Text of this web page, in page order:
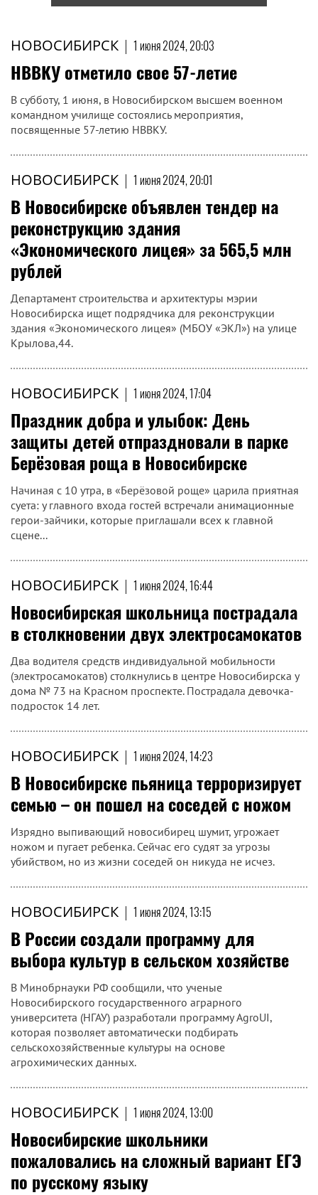
НОВОСИБИРСК | 1 июня 2024, 20:03
НВВКУ отметило свое 57-летие
В субботу, 1 июня, в Новосибирском высшем военном
командном училище состоялись мероприятия,
посвященные 57-летию НВВКУ.
НОВОСИБИРСК | 1 июня 2024, 20:01
В Новосибирске объявлен тендер на
реконструкцию здания
«Экономического лицея» за 565,5 млн
рублей
Департамент строительства и архитектуры мэрии
Новосибирска ищет подрядчика для реконструкции
здания «Экономического лицея» (МБОУ «ЭКЛ») на улице
Крылова,44.
НОВОСИБИРСК | 1 июня 2024, 17:04
Праздник добра и улыбок: День
защиты детей отпраздновали в парке
Берёзовая роща в Новосибирске
Начиная с 10 утра, в «Берёзовой роще» царила приятная
суета: у главного входа гостей встречали анимационные
герои-зайчики, которые приглашали всех к главной
сцене...
НОВОСИБИРСК | 1 июня 2024, 16:44
Новосибирская школьница пострадала
в столкновении двух электросамокатов
Два водителя средств индивидуальной мобильности
(электросамокатов) столкнулись в центре Новосибирска у
дома № 73 на Красном проспекте. Пострадала девочка-
подросток 14 лет.
НОВОСИБИРСК | 1 июня 2024, 14:23
В Новосибирске пьяница терроризирует
семью – он пошел на соседей с ножом
Изрядно выпивающий новосибирец шумит, угрожает
ножом и пугает ребенка. Сейчас его судят за угрозы
убийством, но из жизни соседей он никуда не исчез.
НОВОСИБИРСК | 1 июня 2024, 13:15
В России создали программу для
выбора культур в сельском хозяйстве
В Минобрнауки РФ сообщили, что ученые
Новосибирского государственного аграрного
университета (НГАУ) разработали программу AgroUI,
которая позволяет автоматически подбирать
сельскохозяйственные культуры на основе
агрохимических данных.
НОВОСИБИРСК | 1 июня 2024, 13:00
Новосибирские школьники
пожаловались на сложный вариант ЕГЭ
по русскому языку